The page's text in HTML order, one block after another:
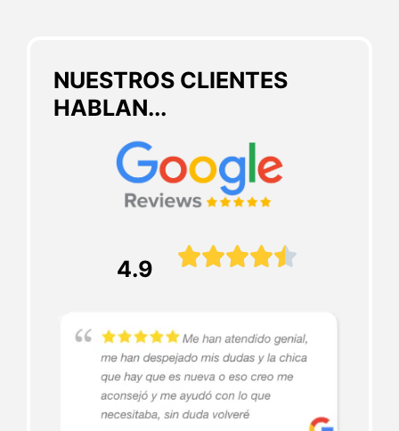
NUESTROS CLIENTES
HABLAN...
4.9 